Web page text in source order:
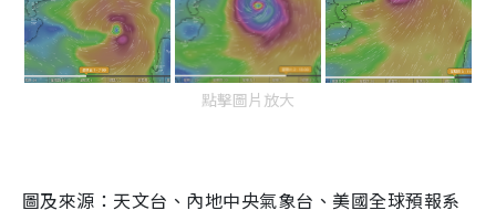
點擊圖片放大
圖及來源：天文台、內地中央氣象台、美國全球預報系